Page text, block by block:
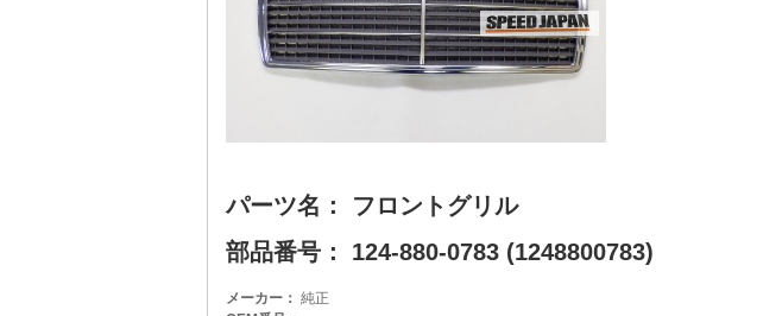
パーツ名： フロントグリル
部品番号： 124-880-0783 (1248800783)
メーカー： 純正